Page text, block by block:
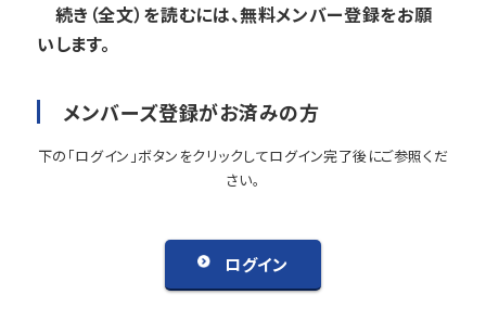
続き（全文）を読むには、無料メンバー登録をお願
いします。
メンバーズ登録がお済みの方
下の「ログイン」ボタンをクリックしてログイン完了後にご参照くだ
さい。
ログイン